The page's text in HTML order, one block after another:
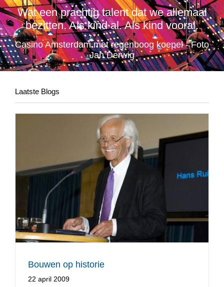
Wat een prachtig talent dat we allemaal
bezitten. Als kind al. Als kind vooral.
Casino Amsterdam met regenboog koepel - Foto
Jan Derwig
Laatste Blogs
Bouwen op historie
Bouwen op historie
22 april 2009